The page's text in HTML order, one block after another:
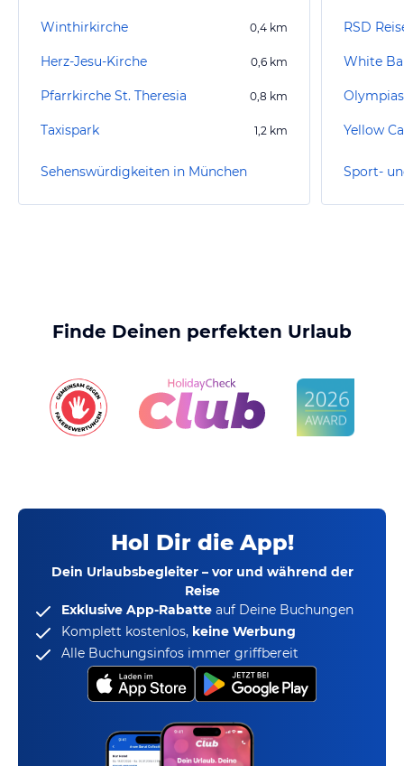
Winthirkirche 0,4 km
Herz-Jesu-Kirche 0,6 km
Pfarrkirche St. Theresia 0,8 km
Taxispark 1,2 km
Sehenswürdigkeiten in München
RSD
White
Finde Deinen perfekten Urlaub
Hol Dir die App!
Dein Urlaubsbegleiter – vor und während der
Reise
Exklusive App-Rabatte auf Deine Buchungen
Komplett kostenlos, keine Werbung
Alle Buchungsinfos immer griffbereit